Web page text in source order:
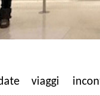
viaggi